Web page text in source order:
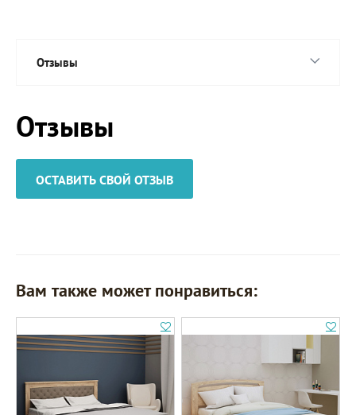
Отзывы
Отзывы
ОСТАВИТЬ СВОЙ ОТЗЫВ
Вам также может понравиться: